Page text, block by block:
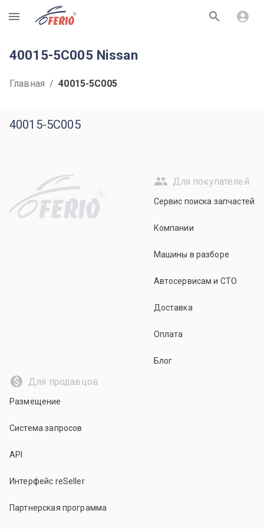
R
40015-5C005 Nissan
Главная / 40015-5C005
40015-5C005
R
Для покупателей
Сервис поиска запчастей
Компании
Машины в разборе
Автосервисам и СТО
Доставка
Оплата
Блог
Для продавцов
Размещение
Система запросов
API
Интерфейс reSeller
Партнерская программа